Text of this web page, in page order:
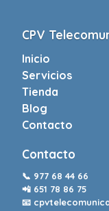
CPV
Inicio
Servicios
Tienda
Blog
Contacto
Contacto
📞 977 68 44 66
📲 651 78 86 75
📧